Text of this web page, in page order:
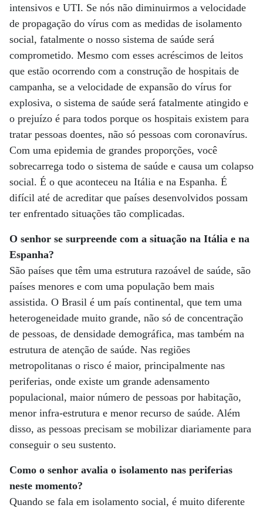
intensivos e UTI. Se nós não diminuirmos a velocidade
de propagação do vírus com as medidas de isolamento
social, fatalmente o nosso sistema de saúde será
comprometido. Mesmo com esses acréscimos de leitos
que estão ocorrendo com a construção de hospitais de
campanha, se a velocidade de expansão do vírus for
explosiva, o sistema de saúde será fatalmente atingido e
o prejuízo é para todos porque os hospitais existem para
tratar pessoas doentes, não só pessoas com coronavírus.
Com uma epidemia de grandes proporções, você
sobrecarrega todo o sistema de saúde e causa um colapso
social. É o que aconteceu na Itália e na Espanha. É
difícil até de acreditar que países desenvolvidos possam
ter enfrentado situações tão complicadas.
O senhor se surpreende com a situação na Itália e na
Espanha?
São países que têm uma estrutura razoável de saúde, são
países menores e com uma população bem mais
assistida. O Brasil é um país continental, que tem uma
heterogeneidade muito grande, não só de concentração
de pessoas, de densidade demográfica, mas também na
estrutura de atenção de saúde. Nas regiões
metropolitanas o risco é maior, principalmente nas
periferias, onde existe um grande adensamento
populacional, maior número de pessoas por habitação,
menor infra-estrutura e menor recurso de saúde. Além
disso, as pessoas precisam se mobilizar diariamente para
conseguir o seu sustento.
Como o senhor avalia o isolamento nas periferias
neste momento?
Quando se fala em isolamento social, é muito diferente